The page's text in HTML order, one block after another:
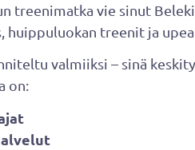
treenimatka vie sinut
huippuluokan treenit ja
valmiiksi – sinä
on: